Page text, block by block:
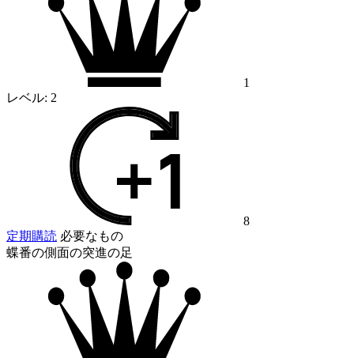
1
レベル: 2
8
定期購読 必要なもの
蝶番の側面の突進の足